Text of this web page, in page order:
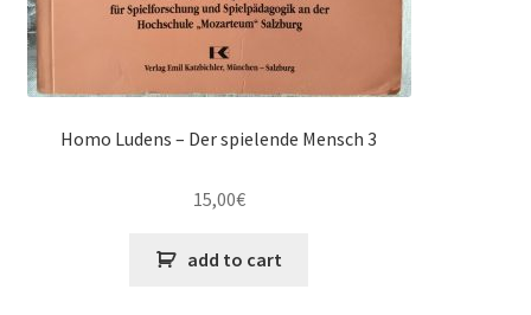
Homo Ludens – Der spielende Mensch 3
15,00€
add to cart